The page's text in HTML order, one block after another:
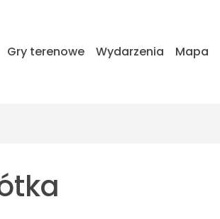
Gry terenowe Wydarzenia Mapa